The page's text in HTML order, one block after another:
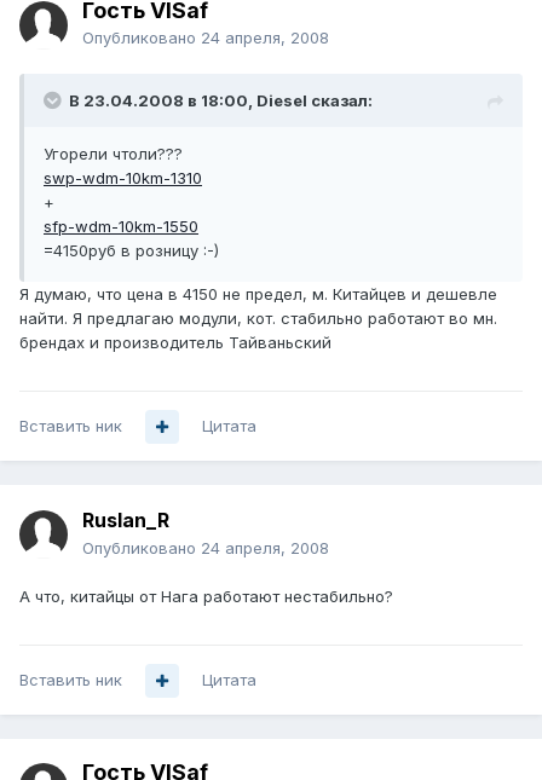
Гость VISaf
Опубликовано 24 апреля, 2008
В 23.04.2008 в 18:00, Diesel сказал:
Угорели чтоли???
swp-wdm-10km-1310
+
sfp-wdm-10km-1550
=4150руб в розницу :-)
Я думаю, что цена в 4150 не предел, м. Китайцев и дешевле
найти. Я предлагаю модули, кот. стабильно работают во мн.
брендах и производитель Тайваньский
Вставить ник Цитата
Ruslan_R
Опубликовано 24 апреля, 2008
А что, китайцы от Нага работают нестабильно?
Вставить ник Цитата
Гость VISaf